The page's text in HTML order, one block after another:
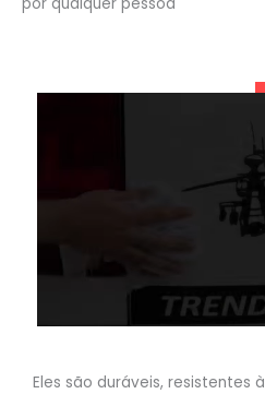
por qualquer pessoa
Eles são duráveis, resistentes